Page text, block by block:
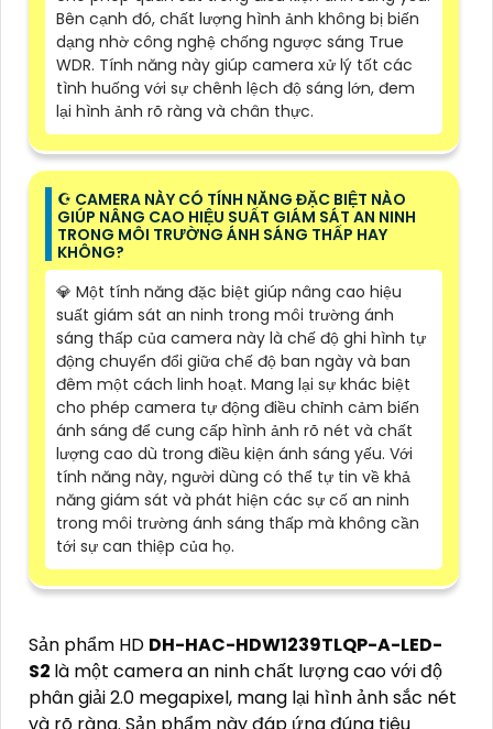
Bên cạnh đó, chất lượng hình ảnh không bị biến
dạng nhờ công nghệ chống ngược sáng True
WDR. Tính năng này giúp camera xử lý tốt các
tình huống với sự chênh lệch độ sáng lớn, đem
lại hình ảnh rõ ràng và chân thực.
☪ CAMERA NÀY CÓ TÍNH NĂNG ĐẶC BIỆT NÀO
GIÚP NÂNG CAO HIỆU SUẤT GIÁM SÁT AN NINH
TRONG MÔI TRƯỜNG ÁNH SÁNG THẤP HAY
KHÔNG?
💎 Một tính năng đặc biệt giúp nâng cao hiệu
suất giám sát an ninh trong môi trường ánh
sáng thấp của camera này là chế độ ghi hình tự
động chuyển đổi giữa chế độ ban ngày và ban
đêm một cách linh hoạt. Mang lại sự khác biệt
cho phép camera tự động điều chỉnh cảm biến
ánh sáng để cung cấp hình ảnh rõ nét và chất
lượng cao dù trong điều kiện ánh sáng yếu. Với
tính năng này, người dùng có thể tự tin về khả
năng giám sát và phát hiện các sự cố an ninh
trong môi trường ánh sáng thấp mà không cần
tới sự can thiệp của họ.
Sản phẩm HD DH-HAC-HDW1239TLQP-A-LED-
S2 là một camera an ninh chất lượng cao với độ
phân giải 2.0 megapixel, mang lại hình ảnh sắc nét